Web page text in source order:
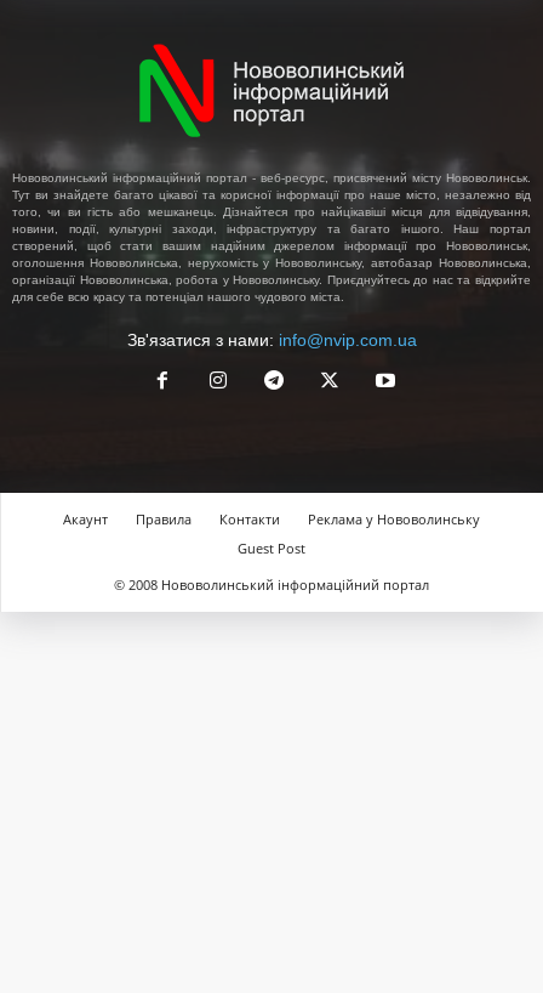
Нововолинський інформаційний портал - веб-ресурс, присвячений місту Нововолинськ.
Тут ви знайдете багато цікавої та корисної інформації про наше місто, незалежно від
того, чи ви гість або мешканець. Дізнайтеся про найцікавіші місця для відвідування,
новини, події, культурні заходи, інфраструктуру та багато іншого. Наш портал
створений, щоб стати вашим надійним джерелом інформації про Нововолинськ,
оголошення Нововолинська, нерухомість у Нововолинську, автобазар Нововолинська,
організації Нововолинська, робота у Нововолинську. Приєднуйтесь до нас та відкрийте
для себе всю красу та потенціал нашого чудового міста.
Зв'язатися з нами: info@nvip.com.ua
Акаунт Правила Контакти
Реклама у Нововолинську
Guest Post
© 2008 Нововолинський інформаційний портал